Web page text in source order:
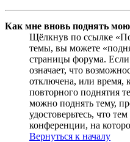
Как мне вновь поднять
Щёлкнув по ссылке
темы, вы можете
страницы форума. Если
означает, что
отключена, или время,
повторного поднятия
можно поднять тему,
удостоверьтесь, что
конференции, на
Вернуться к началу